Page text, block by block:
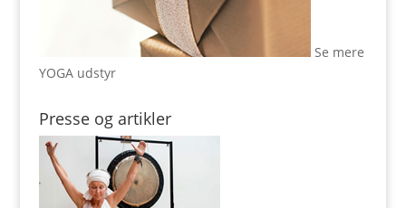
Se mere
YOGA udstyr
Presse og artikler